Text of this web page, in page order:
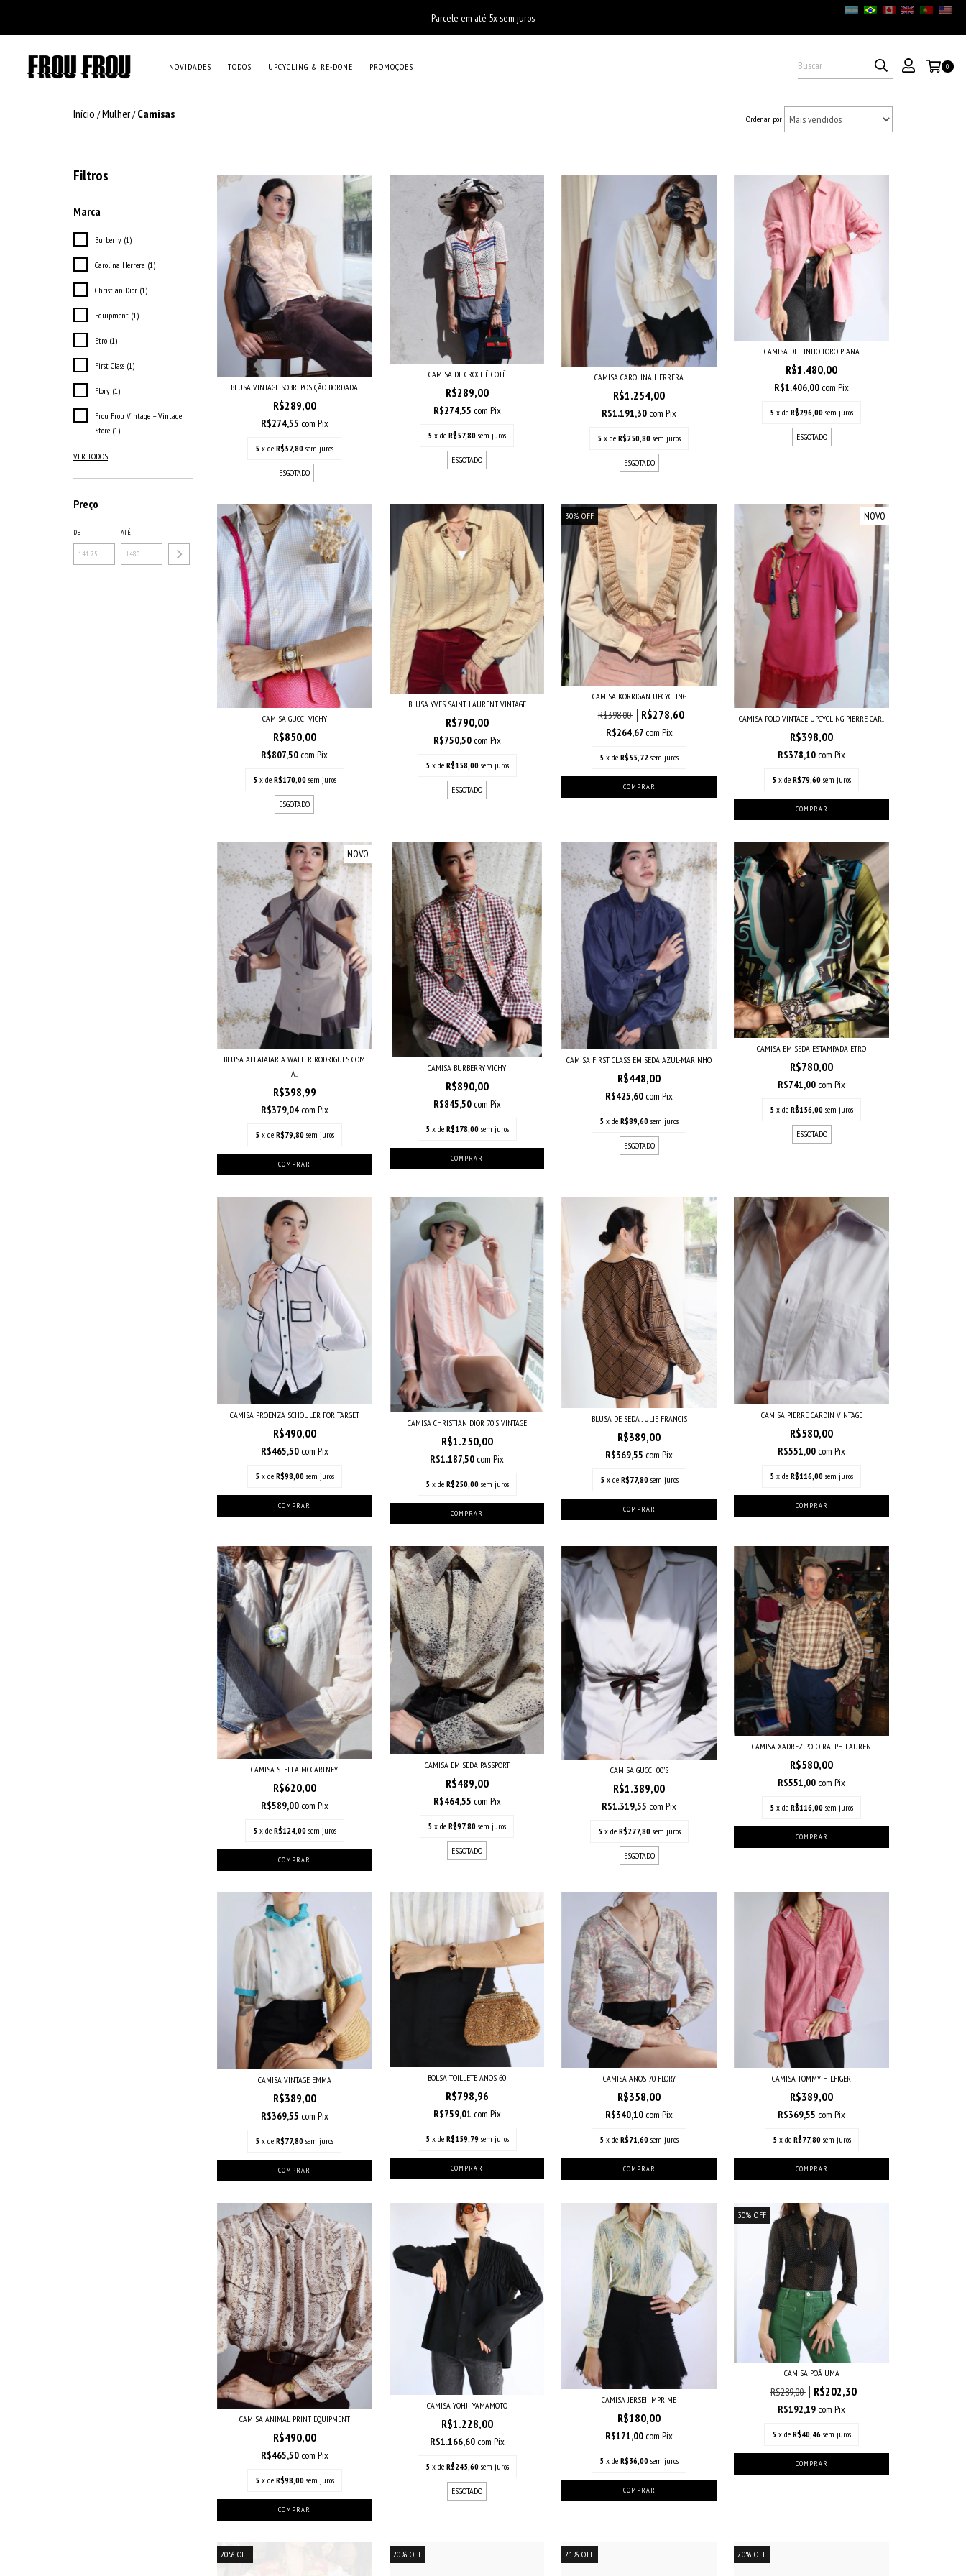
Parcele em até 5x sem juros
NOVIDADES TODOS UPCYCLING & RE-DONE PROMOÇÕES 0
Início /Mulher/ Camisas Ordenar por
Filtros
Marca
Burberry (1)
Carolina Herrera (1)
Christian Dior (1)
Equipment (1)
Etro (1)
First Class (1)
Flory (1)
Frou Frou Vintage – Vintage
Store (1)
VER TODOS
Preço
DE ATÉ
BLUSA VINTAGE SOBREPOSIÇÃO BORDADA
R$289,00
R$274,55 com Pix
5 x deR$57,80 sem juros
ESGOTADO
CAMISA DE CROCHÊ COTÊ
R$289,00
R$274,55 com Pix
5 x deR$57,80 sem juros
ESGOTADO
CAMISA CAROLINA HERRERA
R$1.254,00
R$1.191,30 com Pix
5 x deR$250,80 sem juros
ESGOTADO
CAMISA DE LINHO LORO PIANA
R$1.480,00
R$1.406,00 com Pix
5 x deR$296,00 sem juros
ESGOTADO
CAMISA GUCCI VICHY
R$850,00
R$807,50 com Pix
5 x de R$170,00 sem juros
ESGOTADO
BLUSA YVES SAINT LAURENT VINTAGE
R$790,00
R$750,50 com Pix
5 x de R$158,00 sem juros
ESGOTADO
30%OFF
CAMISA KORRIGAN UPCYCLING
R$398,00 R$278,60
R$264,67 com Pix
5 x deR$55,72 sem juros
NOVO
CAMISA POLO VINTAGE UPCYCLING PIERRE CAR...
R$398,00
R$378,10 com Pix
5 x deR$79,60 sem juros
NOVO
BLUSA ALFAIATARIA WALTER RODRIGUES COM
A...
R$398,99
R$379,04 com Pix
5 x de R$79,80 sem juros
CAMISA BURBERRY VICHY
R$890,00
R$845,50 com Pix
5 x de R$178,00 sem juros
CAMISA FIRST CLASS EM SEDA AZUL-MARINHO
R$448,00
R$425,60 com Pix
5 x deR$89,60 sem juros
ESGOTADO
CAMISA EM SEDA ESTAMPADA ETRO
R$780,00
R$741,00 com Pix
5 x deR$156,00 sem juros
ESGOTADO
CAMISA PROENZA SCHOULER FOR TARGET
R$490,00
R$465,50 com Pix
5 x de R$98,00 sem juros
CAMISA CHRISTIAN DIOR 70’S VINTAGE
R$1.250,00
R$1.187,50 com Pix
5 x de R$250,00 sem juros
BLUSA DE SEDA JULIE FRANCIS
R$389,00
R$369,55 com Pix
5 x de R$77,80 sem juros
CAMISA PIERRE CARDIN VINTAGE
R$580,00
R$551,00 com Pix
5 x deR$116,00 sem juros
CAMISA STELLA MCCARTNEY
R$620,00
R$589,00 com Pix
5 x de R$124,00 sem juros
CAMISA EM SEDA PASSPORT
R$489,00
R$464,55 com Pix
5 x deR$97,80 sem juros
ESGOTADO
CAMISA GUCCI 00’S
R$1.389,00
R$1.319,55 com Pix
5 x de R$277,80 sem juros
ESGOTADO
CAMISA XADREZ POLO RALPH LAUREN
R$580,00
R$551,00 com Pix
5 x deR$116,00 sem juros
CAMISA VINTAGE EMMA
R$389,00
R$369,55 com Pix
5 x deR$77,80 sem juros
BOLSA TOILLETE ANOS 60
R$798,96
R$759,01 com Pix
5 x de R$159,79 sem juros
CAMISA ANOS 70 FLORY
R$358,00
R$340,10 com Pix
5 x deR$71,60 sem juros
CAMISA TOMMY HILFIGER
R$389,00
R$369,55 com Pix
5 x de R$77,80 sem juros
CAMISA ANIMAL PRINT EQUIPMENT
R$490,00
R$465,50 com Pix
5 x de R$98,00 sem juros
CAMISA YOHJI YAMAMOTO
R$1.228,00
R$1.166,60 com Pix
5 x de R$245,60 sem juros
ESGOTADO
CAMISA JÉRSEI IMPRIMÉ
R$180,00
R$171,00 com Pix
5 x deR$36,00 sem juros
30%OFF
CAMISA POÁ UMA
R$289,00 R$202,30
R$192,19 com Pix
5 x deR$40,46 sem juros
20% OFF 20% OFF 21%OFF 20%OFF